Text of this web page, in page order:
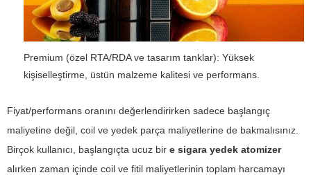
Premium (özel RTA/RDA ve tasarım tanklar): Yüksek
kişiselleştirme, üstün malzeme kalitesi ve performans.
Fiyat/performans oranını değerlendirirken sadece başlangıç
maliyetine değil, coil ve yedek parça maliyetlerine de bakmalısınız.
Birçok kullanıcı, başlangıçta ucuz bir e sigara yedek atomizer
alırken zaman içinde coil ve fitil maliyetlerinin toplam harcamayı